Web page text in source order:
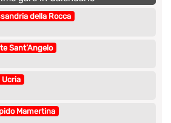
della Rocca
Sant’Angelo
Ucria
Mamertina